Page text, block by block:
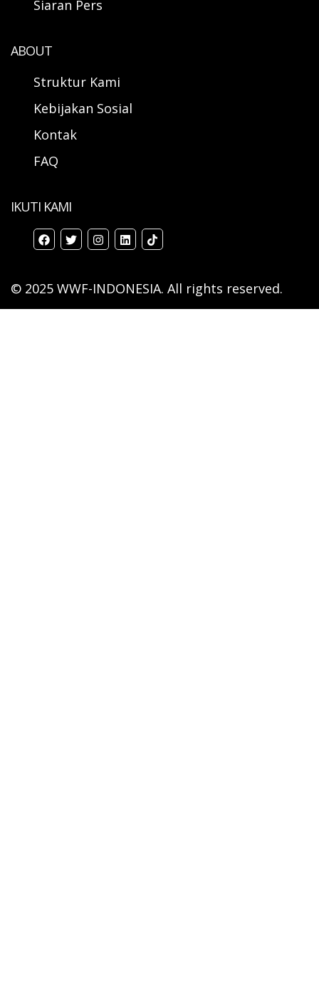
Siaran Pers
ABOUT
Struktur Kami
Kebijakan Sosial
Kontak
FAQ
IKUTI KAMI
© 2025 WWF-INDONESIA. All rights reserved.